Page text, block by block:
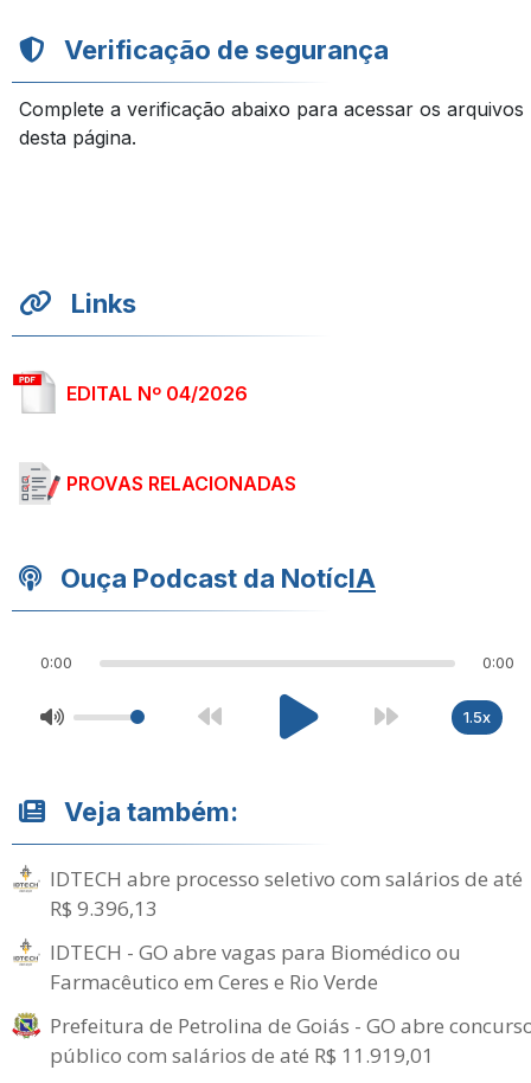
Verificação de segurança
Complete a verificação abaixo para acessar os arquivos
desta página.
Links
EDITAL Nº 04/2026
PROVAS RELACIONADAS
Ouça Podcast da NotícIA
0:00 0:00
1.5x
Veja também:
IDTECH abre processo seletivo com salários de até
R$ 9.396,13
IDTECH - GO abre vagas para Biomédico ou
Farmacêutico em Ceres e Rio Verde
Prefeitura de Petrolina de Goiás - GO abre
público com salários de até R$ 11.919,01